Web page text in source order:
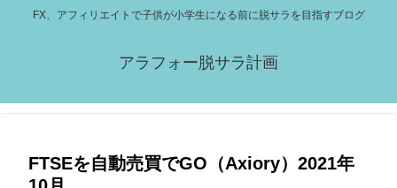
FX、アフィリエイトで子供が小学生になる前に脱サラを目指すブログ
アラフォー脱サラ計画
FTSEを自動売買でGO（Axiory）2021年